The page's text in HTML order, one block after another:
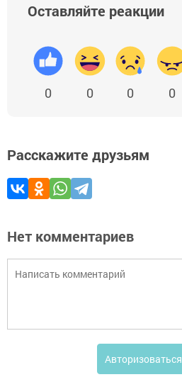
Оставляйте реакции
0 0 0 0
Расскажите друзьям
Нет комментариев
Авторизоваться